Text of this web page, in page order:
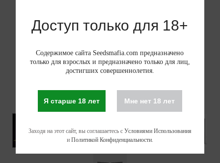
Доступ только для 18+
Содержимое сайта Seedsmafia.com предназначено
только для взрослых и предназначено только для лиц,
достигших совершеннолетия.
Я старше 18 лет Мне нет 18 лет
Заходя на этот сайт, вы соглашаетесь с Условиями Использования
и Политикой Конфиденциальности.